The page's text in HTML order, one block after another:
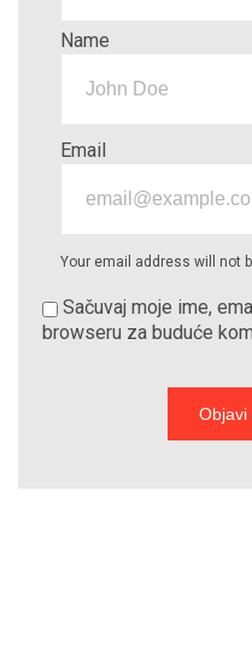
Name
Email
Your email address will not
Sačuvaj moje ime,
browseru za buduće